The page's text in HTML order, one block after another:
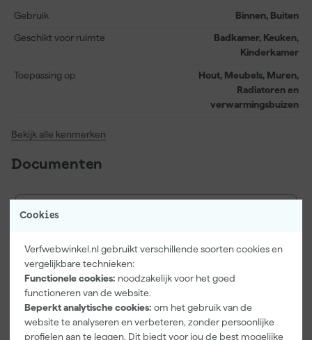
Cookies
Verfwebwinkel.nl gebruikt verschillende soorten cookies en
vergelijkbare technieken:
Functionele cookies: noodzakelijk voor het goed
functioneren van de website.
Beperkt analytische cookies: om het gebruik van de
website te analyseren en verbeteren, zonder persoonlijke
profielen aan te leggen. Dit biedt voor jou de best mogelijke
Een liter van deze verf dekt ongeveer 14 vierkante meter per laag,
wat het een efficiënte keuze maakt voor elk interieurproject.
Gebruik
Binnen, Buiten
Geschikt voor ruimte
Badkamer, Keuken,
Kinderkamer
Toepassing op
Hout, Meubels, Muren,
Radiatoren en
verwarmingsbuizen
Bekijk alle kenmerken
Documenten
Vaak gekocht met
Onze Top 10